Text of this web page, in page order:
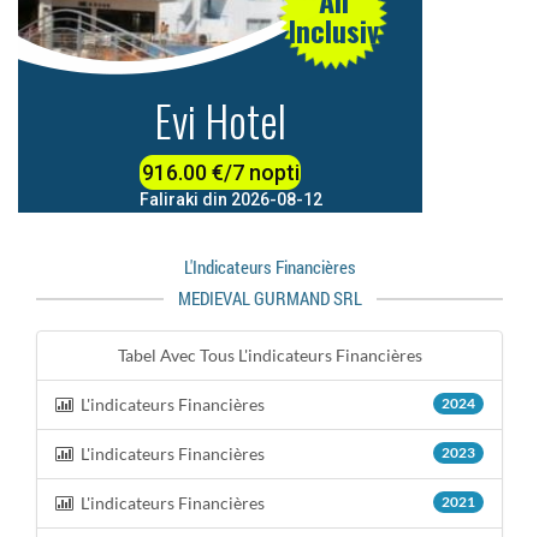
L'indicateurs Financières
MEDIEVAL GURMAND SRL
Tabel Avec Tous L'indicateurs Financières
L'indicateurs Financières 2024
L'indicateurs Financières 2023
L'indicateurs Financières 2021